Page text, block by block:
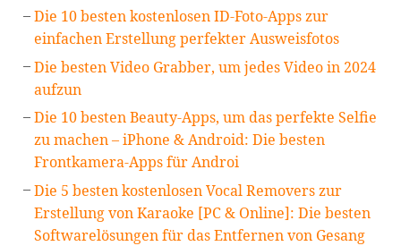
Die 10 besten kostenlosen ID-Foto-Apps zur
einfachen Erstellung perfekter Ausweisfotos
Die besten Video Grabber, um jedes Video in 2024
aufzun
Die 10 besten Beauty-Apps, um das perfekte Selfie
zu machen – iPhone & Android: Die besten
Frontkamera-Apps für Androi
Die 5 besten kostenlosen Vocal Removers zur
Erstellung von Karaoke [PC & Online]: Die besten
Softwarelösungen für das Entfernen von Gesang